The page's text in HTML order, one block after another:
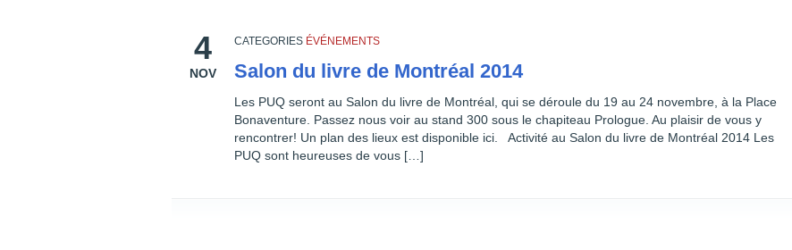
4
NOV
CATEGORIES ÉVÉNEMENTS
Salon du livre de Montréal 2014
Les PUQ seront au Salon du livre de Montréal, qui se déroule du 19 au 24 novembre, à la Place
Bonaventure. Passez nous voir au stand 300 sous le chapiteau Prologue. Au plaisir de vous y
rencontrer! Un plan des lieux est disponible ici. Activité au Salon du livre de Montréal 2014 Les
PUQ sont heureuses de vous […]